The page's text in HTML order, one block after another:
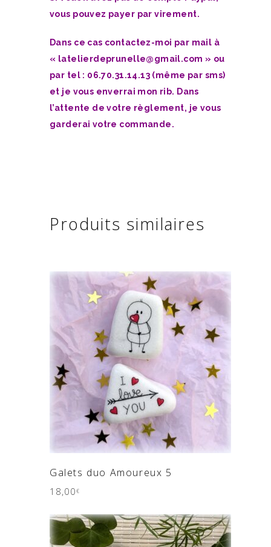
vous pouvez payer par virement.
Dans ce cas contactez-moi par mail à
« latelierdeprunelle@gmail.com » ou
par tel : 06.70.31.14.13 (même par sms)
et je vous enverrai mon rib. Dans
l’attente de votre règlement, je vous
garderai votre commande.
Produits similaires
AJOUTER AU PANIER
Galets duo Amoureux 5
18,00€